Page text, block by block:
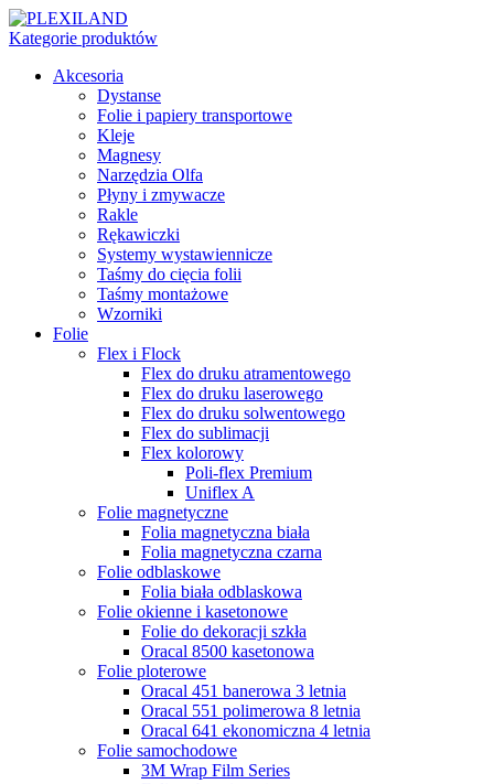
Kategorie produktów
Akcesoria
Dystanse
Folie i papiery transportowe
Kleje
Magnesy
Narzędzia Olfa
Płyny i zmywacze
Rakle
Rękawiczki
Systemy wystawiennicze
Taśmy do cięcia folii
Taśmy montażowe
Wzorniki
Folie
Flex i Flock
Flex do druku atramentowego
Flex do druku laserowego
Flex do druku solwentowego
Flex do sublimacji
Flex kolorowy
Poli-flex Premium
Uniflex A
Folie magnetyczne
Folia magnetyczna biała
Folia magnetyczna czarna
Folie odblaskowe
Folia biała odblaskowa
Folie okienne i kasetonowe
Folie do dekoracji szkła
Oracal 8500 kasetonowa
Folie ploterowe
Oracal 451 banerowa 3 letnia
Oracal 551 polimerowa 8 letnia
Oracal 641 ekonomiczna 4 letnia
Folie samochodowe
3M Wrap Film Series